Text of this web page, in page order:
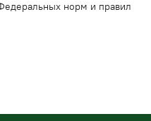
норм и правил